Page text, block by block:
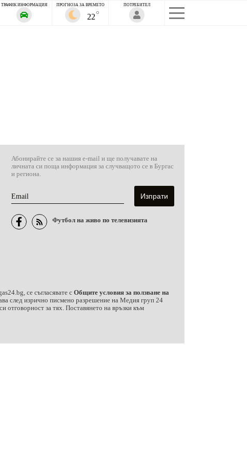
ПОТРЕБИТЕЛ
ПРОГНОЗА ЗА ВРЕМЕТО
22
ТРАФИК ИНФОРМАЦИЯ
Абонирайте се за нашия e-mail и ще получавате на
личната си поща информация за случващото се в Бургас
и региона.
Email
Футбол на живо по телевизията
се съгласявате с Общите условия за ползване на
след изрично писмено разрешение на Медия груп 24
за тях. Поставянето на връзки към